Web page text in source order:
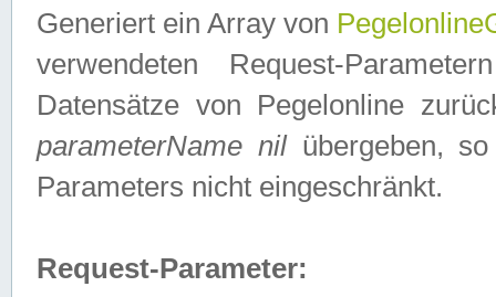
Generiert ein Array von
verwendeten Request-
Datensätze von Pegelonline
parameterName nilübergeben, so
Parameters nicht eingeschränkt.
Request-Parameter: